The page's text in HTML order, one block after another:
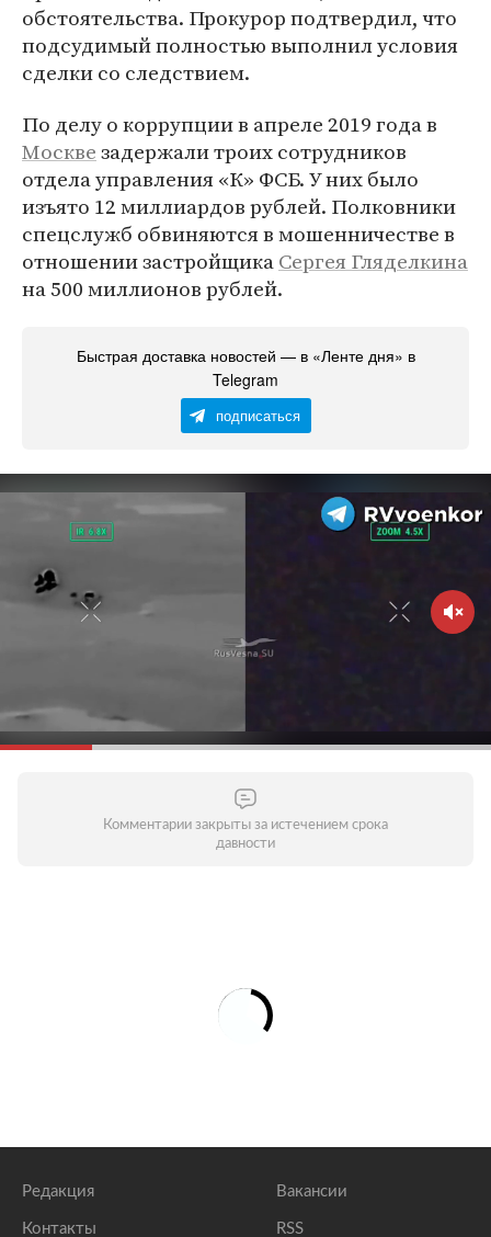
обстоятельства. Прокурор подтвердил, что
подсудимый полностью выполнил условия
сделки со следствием.
По делу о коррупции в апреле 2019 года в
Москвезадержали троих сотрудников
отдела управления «К» ФСБ. У них было
изъято 12 миллиардов рублей. Полковники
спецслужб обвиняются в мошенничестве в
отношении застройщикаСергея Гляделкина
на 500 миллионов рублей.
Быстрая доставка новостей — в «Ленте дня» в
Telegram
подписаться
Комментарии закрыты за истечением срока
давности
Редакция
Контакты
Вакансии
RSS